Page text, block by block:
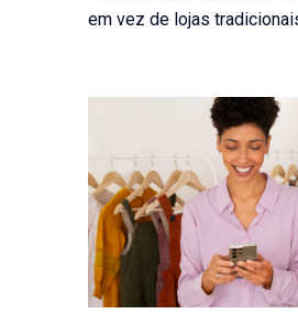
em vez de lojas